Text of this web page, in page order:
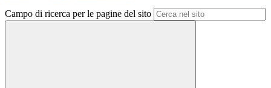
Campo di ricerca per le pagine del sito